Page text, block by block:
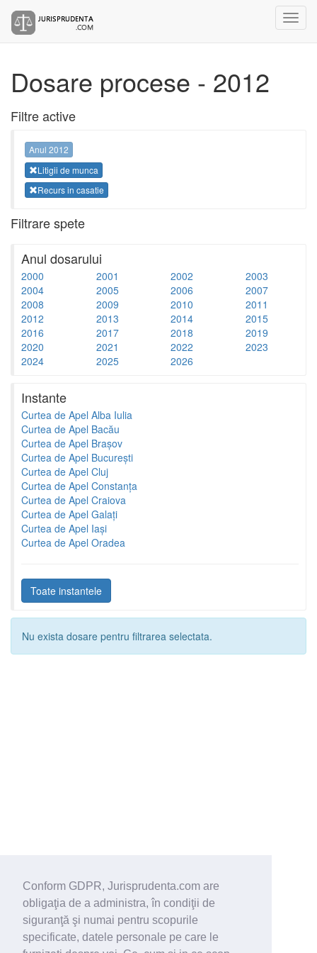
Conform GDPR, Jurisprudenta.com are
obligaţia de a administra, în condiţii de
siguranţă şi numai pentru scopurile
specificate, datele personale pe care le
Dosare procese - 2012
Filtre active
Anul 2012
Litigii de munca
Recurs in casatie
Filtrare spete
Anul dosarului
2000 2001 2002
2003
2004
2005 2006
2007
2008
2009 2010
2011
2012
2013 2014
2015
2016
2017 2018
2019
2020
2021 2022
2023
2024
2025 2026
Instante
Curtea de Apel Alba Iulia
Curtea de Apel Bacău
Curtea de Apel Brașov
Curtea de Apel București
Curtea de Apel Cluj
Curtea de Apel Constanța
Curtea de Apel Craiova
Curtea de Apel Galați
Curtea de Apel Iași
Curtea de Apel Oradea
Toate instantele
Nu exista dosare pentru filtrarea selectata.